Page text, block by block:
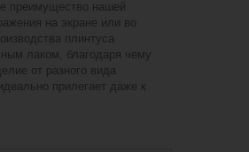
преимущество нашей
на экране или во
плинтуса
лаком, благодаря чему
от разного вида
прилегает даже к